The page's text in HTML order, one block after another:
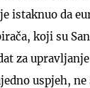
istaknuo da
koji su
za
uspjeh, ne